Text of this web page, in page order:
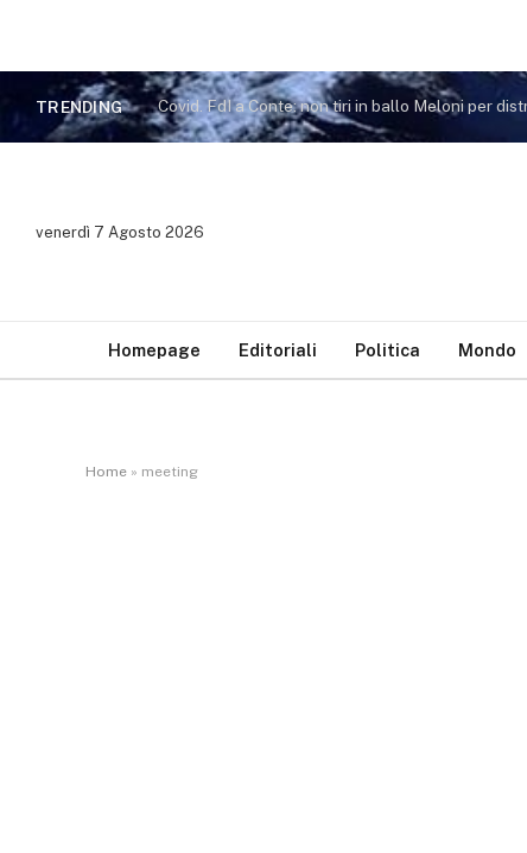
TRENDING
venerdì 7 Agosto 2026
Homepage Editoriali Politica Mondo
Home » meeting